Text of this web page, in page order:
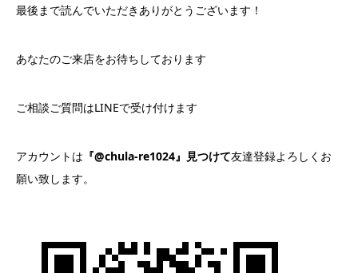
最後まで読んでいただきありがとうございます！
あなたのご来店をお待ちしております
ご相談ご質問はLINEで受け付けます
アカウントは 『@chula-re1024』見つけて友達登録よろしくお
願い致します。